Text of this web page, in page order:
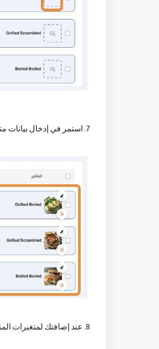
7. استمر في إدخال بيانات متغيرات المنتج
8. عند إضافتك لمتغيرات المنتج, سيتم تعطيل سعر المنتج الرئيسي وسيتم عرض جملة